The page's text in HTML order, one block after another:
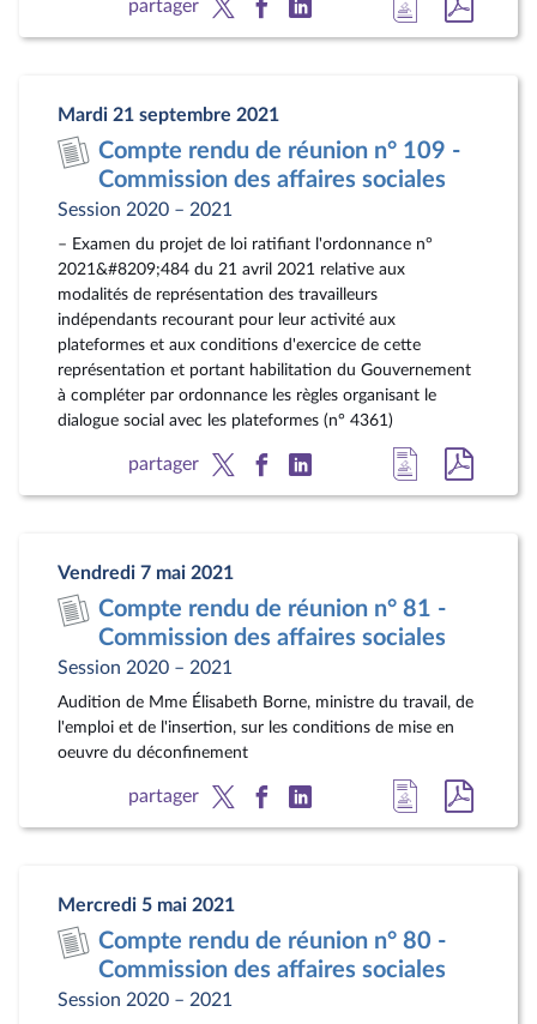
partager
à
document
au
pdf
Mardi 21 septembre 2021
Compte rendu de réunion n° 109 -
Commission des affaires sociales
Session 2020 – 2021
– Examen du projet de loi ratifiant l'ordonnance n°
2021&#8209;484 du 21 avril 2021 relative aux
modalités de représentation des travailleurs
indépendants recourant pour leur activité aux
plateformes et aux conditions d'exercice de cette
représentation et portant habilitation du Gouvernement
à compléter par ordonnance les règles organisant le
dialogue social avec les plateformes (n° 4361)
partager
Accéder
à
document
au
pdf
Vendredi 7 mai 2021
Compte rendu de réunion n° 81 -
Commission des affaires sociales
Session 2020 – 2021
Audition de Mme Élisabeth Borne, ministre du travail, de
l'emploi et de l'insertion, sur les conditions de mise en
oeuvre du déconfinement
partager
Accéder
à
document
au
pdf
Mercredi 5 mai 2021
Compte rendu de réunion n° 80 -
Commission des affaires sociales
Session 2020 – 2021